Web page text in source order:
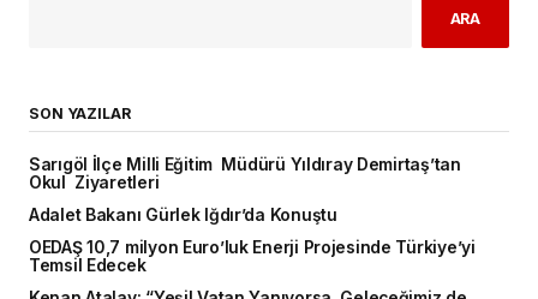
ARA
SON YAZILAR
Sarıgöl İlçe Milli Eğitim Müdürü Yıldıray Demirtaş’tan
Okul Ziyaretleri
Adalet Bakanı Gürlek Iğdır’da Konuştu
OEDAŞ 10,7 milyon Euro’luk Enerji Projesinde Türkiye’yi
Temsil Edecek